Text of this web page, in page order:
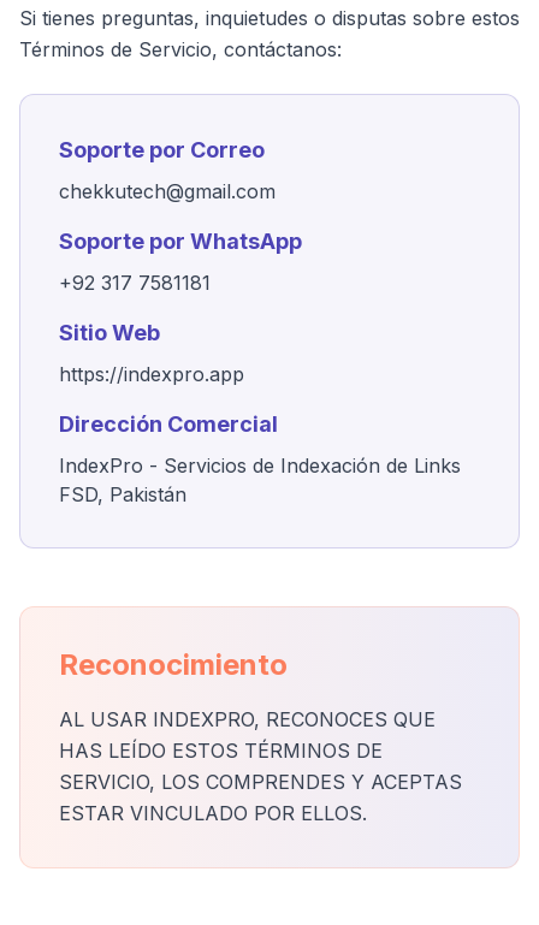
Si tienes preguntas, inquietudes o disputas sobre estos
Términos de Servicio, contáctanos:
Soporte por Correo
chekkutech@gmail.com
Soporte por WhatsApp
+92 317 7581181
Sitio Web
https://indexpro.app
Dirección Comercial
IndexPro - Servicios de Indexación de Links
FSD, Pakistán
Reconocimiento
AL USAR INDEXPRO, RECONOCES QUE
HAS LEÍDO ESTOS TÉRMINOS DE
SERVICIO, LOS COMPRENDES Y ACEPTAS
ESTAR VINCULADO POR ELLOS.